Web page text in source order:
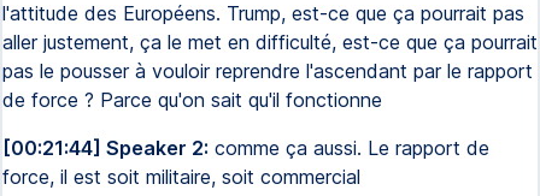
l'attitude des Européens. Trump, est-ce que ça pourrait pas
aller justement, ça le met en difficulté, est-ce que ça pourrait
pas le pousser à vouloir reprendre l'ascendant par le rapport
de force ? Parce qu'on sait qu'il fonctionne
[00:21:44] Speaker 2: comme ça aussi. Le rapport de
force, il est soit militaire, soit commercial